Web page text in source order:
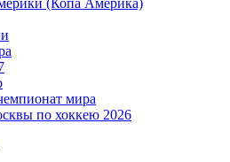
(Копа Америка)
мира
по хоккею 2026